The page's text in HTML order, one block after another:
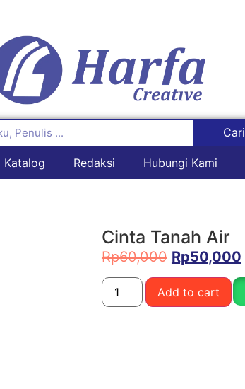
Cari
Katalog Redaksi Hubungi Kami
Cinta Tanah Air
Rp60,000 Rp50,000
Add to cart